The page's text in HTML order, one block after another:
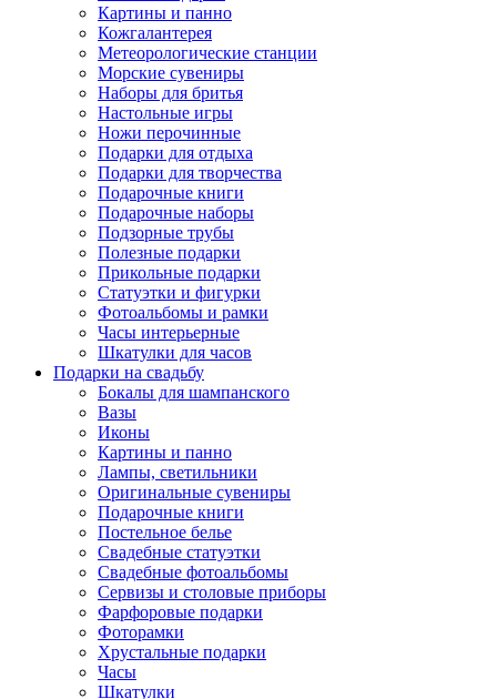
Картины и панно
Кожгалантерея
Метеорологические станции
Морские сувениры
Наборы для бритья
Настольные игры
Ножи перочинные
Подарки для отдыха
Подарки для творчества
Подарочные книги
Подарочные наборы
Подзорные трубы
Полезные подарки
Прикольные подарки
Статуэтки и фигурки
Фотоальбомы и рамки
Часы интерьерные
Шкатулки для часов
Подарки на свадьбу
Бокалы для шампанского
Вазы
Иконы
Картины и панно
Лампы, светильники
Оригинальные сувениры
Подарочные книги
Постельное белье
Свадебные статуэтки
Свадебные фотоальбомы
Сервизы и столовые приборы
Фарфоровые подарки
Фоторамки
Хрустальные подарки
Часы
Шкатулки